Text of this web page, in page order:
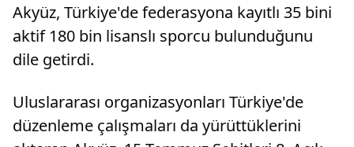
Akyüz, Türkiye'de federasyona kayıtlı 35 bini
aktif 180 bin lisanslı sporcu bulunduğunu
dile getirdi.
Uluslararası organizasyonları Türkiye'de
düzenleme çalışmaları da yürüttüklerini